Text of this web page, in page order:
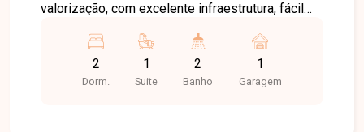
valorização, com excelente infraestrutura, fácil
proximidade com supermercados, escolas,
farmácias e diversos comércios, proporcionando
praticidade e qualidade de vida. Apartamento
2
Dorm.
1
Suite
2
Banho
1
Garagem